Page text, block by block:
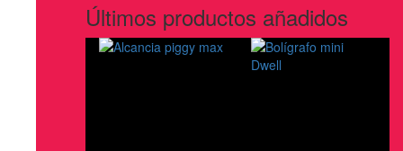
Últimos productos añadidos